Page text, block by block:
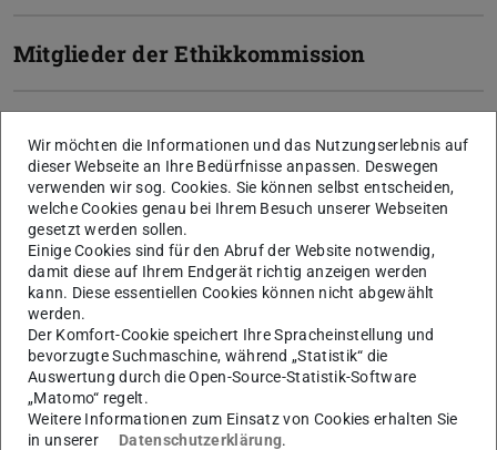
Mitglieder der Ethikkommission
Die ethische Prüfung und Beurteilung geschieht auf
Antrag von Wissenschaftlerinnen und Wissenschaftlern
der Universität und betrifft insbesondere Untersuchungen
an Menschen, an von Menschen genommenen Proben
oder Forschung mit personenbezogenen Daten.
Daneben ist es Aufgabe der Ethikkommission,
Bewertungen der Vereinbarkeit von Vorhaben, die ihr
hierzu vorgelegt werden, mit der Zivilklausel der TU
Darmstadt vorzunehmen.
Die Mitglieder der Ethikkommission werden vom Senat
Wir möchten die Informationen und das Nutzungserlebnis auf
dieser Webseite an Ihre Bedürfnisse anpassen. Deswegen
verwenden wir sog. Cookies. Sie können selbst entscheiden,
welche Cookies genau bei Ihrem Besuch unserer Webseiten
gesetzt werden sollen.
Einige Cookies sind für den Abruf der Website notwendig,
damit diese auf Ihrem Endgerät richtig anzeigen werden
kann. Diese essentiellen Cookies können nicht abgewählt
werden.
Der Komfort-Cookie speichert Ihre Spracheinstellung und
bevorzugte Suchmaschine, während „Statistik“ die
Auswertung durch die Open-Source-Statistik-Software
„Matomo“ regelt.
Weitere Informationen zum Einsatz von Cookies erhalten Sie
in unserer
Datenschutzerklärung.